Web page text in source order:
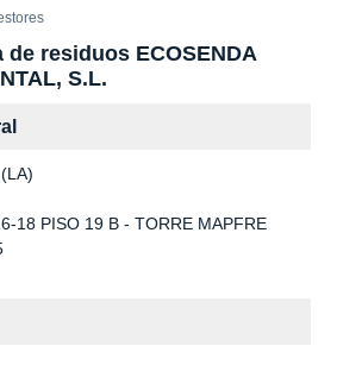
residuos ECOSENDA
S.L.
18 PISO 19 B - TORRE MAPFRE